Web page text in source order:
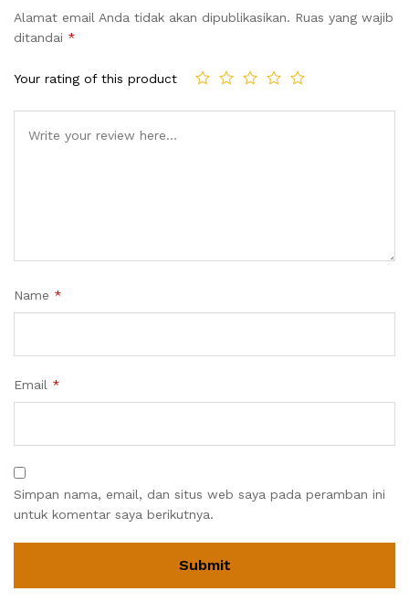
Alamat email Anda tidak akan dipublikasikan. Ruas yang wajib
ditandai *
Your rating of this product
Name *
Email *
Simpan nama, email, dan situs web saya pada peramban ini
untuk komentar saya berikutnya.